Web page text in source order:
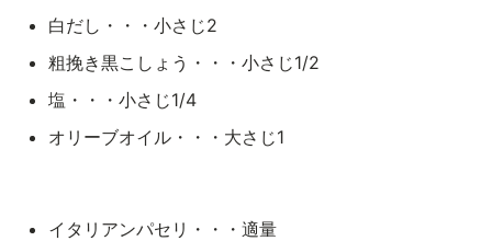
白だし・・・小さじ2
粗挽き黒こしょう・・・小さじ1/2
塩・・・小さじ1/4
オリーブオイル・・・大さじ1
イタリアンパセリ・・・適量